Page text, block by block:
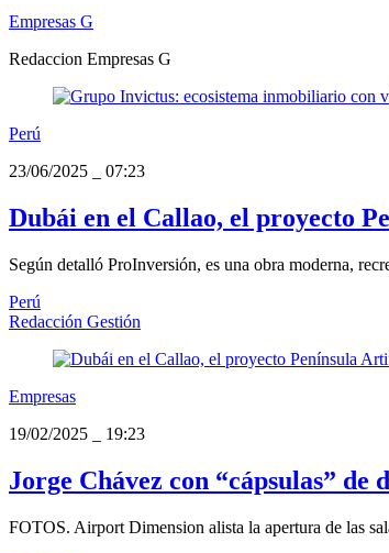
Empresas G
Redaccion Empresas G
Perú
23/06/2025
07:23
Dubái en el Callao, el proyecto
Según detalló ProInversión, es una obra moderna,
Perú
Redacción Gestión
Empresas
19/02/2025
19:23
Jorge Chávez con “cápsulas” de
FOTOS. Airport Dimension alista la apertura de las